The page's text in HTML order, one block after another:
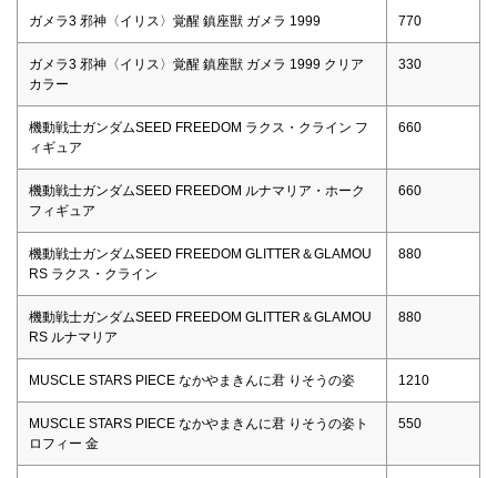
ガメラ3 邪神〈イリス〉覚醒 鎮座獣 ガメラ 1999 770
ガメラ3 邪神〈イリス〉覚醒 鎮座獣 ガメラ 1999 クリア
カラー
330
機動戦士ガンダムSEED FREEDOM ラクス・クライン フ
ィギュア
660
機動戦士ガンダムSEED FREEDOM ルナマリア・ホーク
フィギュア
660
機動戦士ガンダムSEED FREEDOM GLITTER＆GLAMOU
RS ラクス・クライン
880
機動戦士ガンダムSEED FREEDOM GLITTER＆GLAMOU
RS ルナマリア
880
MUSCLE STARS PIECE なかやまきんに君 りそうの姿 1210
MUSCLE STARS PIECE なかやまきんに君 りそうの姿ト
ロフィー 金
550